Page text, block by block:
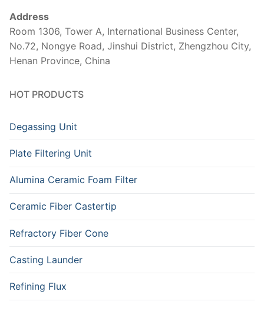
Address
Room 1306, Tower A, International Business Center,
No.72, Nongye Road, Jinshui District, Zhengzhou City,
Henan Province, China
HOT PRODUCTS
Degassing Unit
Plate Filtering Unit
Alumina Ceramic Foam Filter
Ceramic Fiber Castertip
Refractory Fiber Cone
Casting Launder
Refining Flux